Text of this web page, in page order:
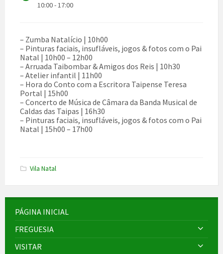
10:00 - 17:00
– Zumba Natalício | 10h00
– Pinturas faciais, insufláveis, jogos & fotos com o Pai
Natal | 10h00 – 12h00
– Arruada Taibombar & Amigos dos Reis | 10h30
– Atelier infantil | 11h00
– Hora do Conto com a Escritora Taipense Teresa
Portal | 15h00
– Concerto de Música de Câmara da Banda Musical de
Caldas das Taipas | 16h30
– Pinturas faciais, insufláveis, jogos & fotos com o Pai
Natal | 15h00 – 17h00
Vila Natal
PÁGINA INICIAL
FREGUESIA
VISITAR